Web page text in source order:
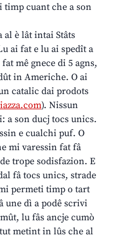
cuant che a son
al è lât intai Stâts
ai fat e lu ai spedît a
mê gnece di 5 agns,
in Americhe. O ai
catalic dai prodots
). Nissun
a son ducj tocs unics.
e cualchi puf. O
mi varessin fat fâ
trope sodisfazion. E
fâ tocs unics, strade
permeti timp o tart
une dì a podê scrivi
lu fâs ancje cumò
metint in lûs che al